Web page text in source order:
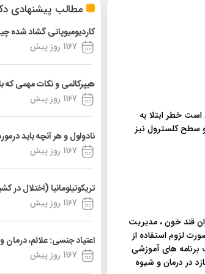
مطالب پیشنهادی
کاردیومیوپاتی گشاد شده
1167 روز پیش
هیپرکالمی و نکات مهمی که
1167 روز پیش
نادولول و هر آنچه باید
1167 روز پیش
تریکوتیلومانیا (اختلال در
1167 روز پیش
اعتیاد جنسی: علائم، درمان
1167 روز پیش
خطر ابتلا به
و سطح کلسترول نیز
قند خون ، مدیریت
لزوم استفاده از
برنامه های آموزشی
در درمان و شیوه